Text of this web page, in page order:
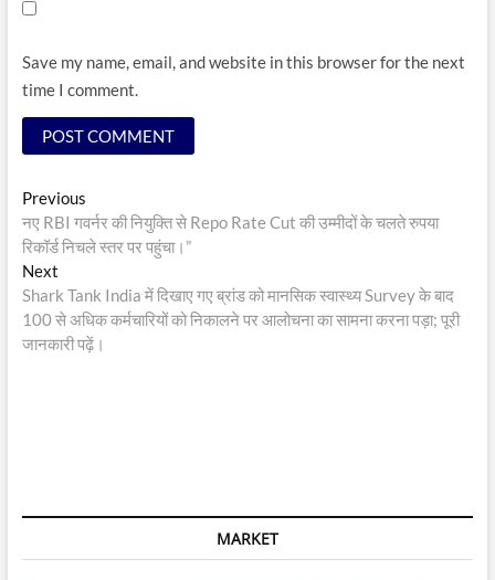
Save my name, email, and website in this browser for the next
time I comment.
Post
navigation
PreviousPrevious
post:
नए RBI गवर्नर की नियुक्ति से Repo Rate Cut की उम्मीदों के चलते रुपया
रिकॉर्ड निचले स्तर पर पहुंचा।”
NextNext
post:
Shark Tank India में दिखाए गए ब्रांड को मानसिक स्वास्थ्य Survey के बाद
100 से अधिक कर्मचारियों को निकालने पर आलोचना का सामना करना पड़ा; पूरी
जानकारी पढ़ें।
MARKET